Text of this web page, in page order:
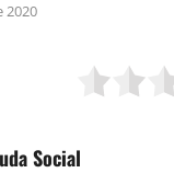
2020
Social